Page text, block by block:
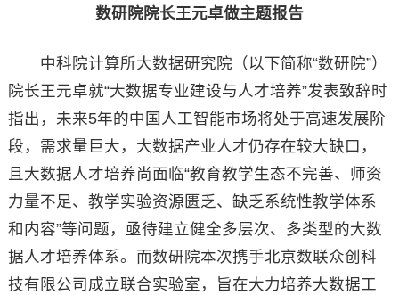
数研院院长王元卓做主题报告
中科院计算所大数据研究院（以下简称“数研院”）
院长王元卓就“大数据专业建设与人才培养”发表致辞时
指出，未来5年的中国人工智能市场将处于高速发展阶
段，需求量巨大，大数据产业人才仍存在较大缺口，
且大数据人才培养尚面临“教育教学生态不完善、师资
力量不足、教学实验资源匮乏、缺乏系统性教学体系
和内容”等问题，亟待建立健全多层次、多类型的大数
据人才培养体系。而数研院本次携手北京数联众创科
技有限公司成立联合实验室，旨在大力培养大数据工